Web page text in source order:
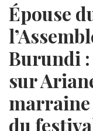
Épouse
Burundi :
sur
marraine
du